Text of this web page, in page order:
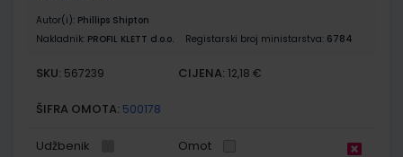
Autor(i): Phillips Shipton
Nakladnik: PROFIL KLETT d.o.o. Registarski broj ministarstva: 6784
SKU: 567239 CIJENA: 12,18 €
ŠIFRA OMOTA: 500178
Udžbenik Omot